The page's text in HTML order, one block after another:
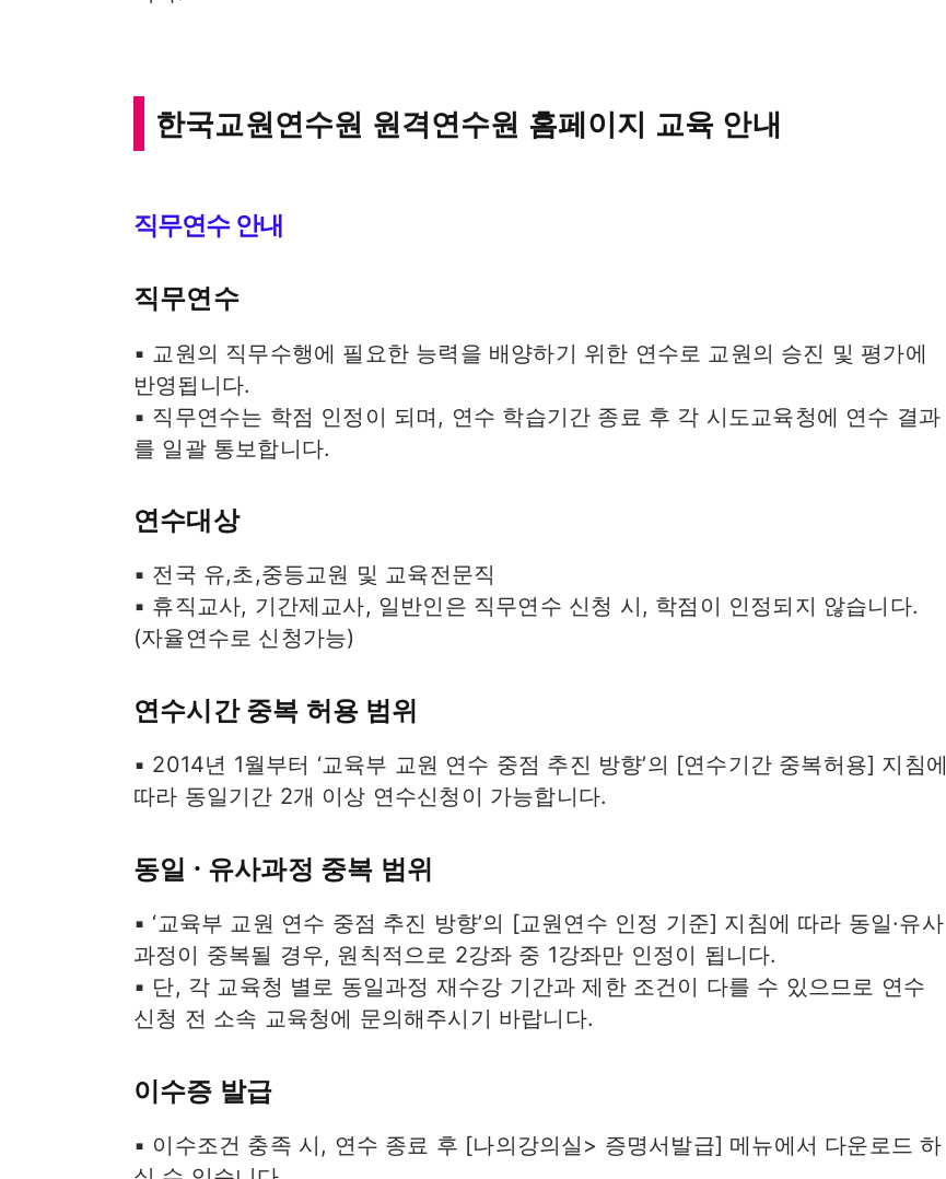
한국교원연수원 원격연수원 홈페이지 교육 안내
직무연수 안내
직무연수
▪ 교원의 직무수행에 필요한 능력을 배양하기 위한 연수로 교원의 승진 및 평가에
반영됩니다.
▪ 직무연수는 학점 인정이 되며, 연수 학습기간 종료 후 각 시도교육청에 연수 결과
를 일괄 통보합니다.
연수대상
▪ 전국 유,초,중등교원 및 교육전문직
▪ 휴직교사, 기간제교사, 일반인은 직무연수 신청 시, 학점이 인정되지 않습니다.
(자율연수로 신청가능)
연수시간 중복 허용 범위
▪ 2014년 1월부터 ‘교육부 교원 연수 중점 추진 방향’의 [연수기간 중복허용] 지침에
따라 동일기간 2개 이상 연수신청이 가능합니다.
동일 · 유사과정 중복 범위
▪ ‘교육부 교원 연수 중점 추진 방향’의 [교원연수 인정 기준] 지침에 따라 동일·유사
과정이 중복될 경우, 원칙적으로 2강좌 중 1강좌만 인정이 됩니다.
▪ 단, 각 교육청 별로 동일과정 재수강 기간과 제한 조건이 다를 수 있으므로 연수
신청 전 소속 교육청에 문의해주시기 바랍니다.
이수증 발급
▪ 이수조건 충족 시, 연수 종료 후 [나의강의실> 증명서발급] 메뉴에서 다운로드 하